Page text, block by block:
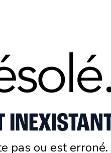
pas ou est erroné.